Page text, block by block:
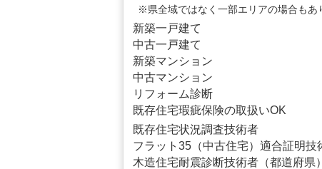
※県全域ではなく一部エリアの場合もあ
新築一戸建て
中古一戸建て
新築マンション
中古マンション
リフォーム診断
既存住宅瑕疵保険の取扱いOK
既存住宅状況調査技術者
フラット35（中古住宅）適合証明技
木造住宅耐震診断技術者（都道府県）